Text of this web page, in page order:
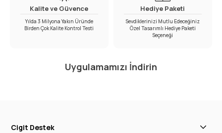
Kalite ve Güvence
Yılda 3 Milyona Yakın Üründe
Birden Çok Kalite Kontrol Testi
Hediye Paketi
Sevdiklerinizi Mutlu Edeceğiniz
Özel Tasarımlı Hediye Paketi
Seçeneği
Uygulamamızı İndirin
Cigit Destek